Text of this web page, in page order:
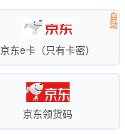
京东e卡（只有卡密）
自
动
京东领货码